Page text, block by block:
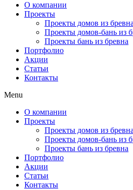
О компании
Проекты
Проекты домов из бревна
Проекты домов-бань из
Проекты бань из бревна
Портфолио
Акции
Статьи
Контакты
Menu
О компании
Проекты
Проекты домов из бревна
Проекты домов-бань из
Проекты бань из бревна
Портфолио
Акции
Статьи
Контакты